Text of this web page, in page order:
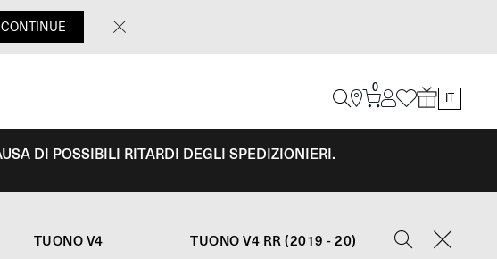
CONTINUE
0
DI POSSIBILI RITARDI DEGLI SPEDIZIONIERI.
TUONO V4 TUONO V4 RR (2019 - 20)